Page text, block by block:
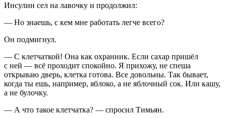
Инсулин сел на лавочку и продолжил:
— Но знаешь, с кем мне работать легче всего?
Он подмигнул.
— С клетчаткой! Она как охранник. Если сахар пришёл
с ней — всё проходит спокойно. Я прихожу, не спеша
открываю дверь, клетка готова. Все довольны. Так бывает,
когда ты ешь, например, яблоко, а не яблочный сок. Или кашу,
а не булочку.
— А что такое клетчатка? — спросил Тимьян.